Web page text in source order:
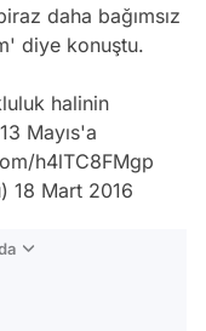
daha bağımsız
diye konuştu.
halinin
Mayıs'a
h4lTC8FMgp
18 Mart 2016